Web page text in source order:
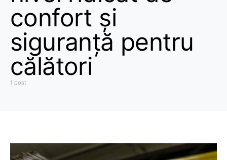
confort și
siguranță pentru
călători
1 post